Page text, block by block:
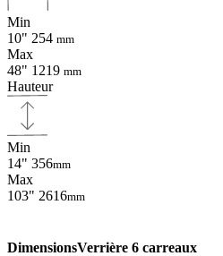
Min
10" 254 mm
Max
48" 1219 mm
Hauteur
Min
14" 356mm
Max
103" 2616mm
DimensionsVerrière 6 carreaux